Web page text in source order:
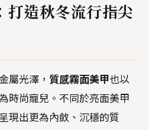
打造秋冬流行指尖
屬光澤， 質感霧面美甲也以
時尚寵兒。不同於亮面美甲
現出更為內斂、沉穩的質